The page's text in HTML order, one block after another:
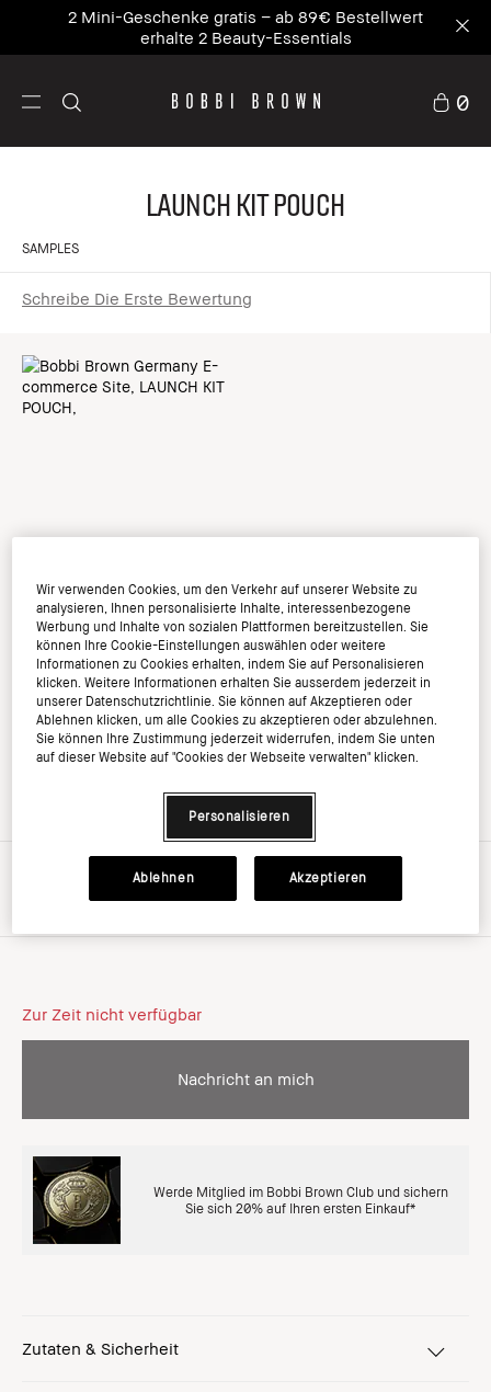
2 Mini-Geschenke gratis – ab 89€ Bestellwert
erhalte 2 Beauty-Essentials
0
LAUNCH KIT POUCH
SAMPLES
Schreibe Die Erste Bewertung
inkl. MwSt, zzgl. Versandkosten
Zur Zeit nicht verfügbar
Nachricht an mich
Werde Mitglied im Bobbi Brown Club und sichern
Sie sich 20% auf Ihren ersten Einkauf*
Zutaten & Sicherheit
Wir verwenden Cookies, um den Verkehr auf unserer Website zu
analysieren, Ihnen personalisierte Inhalte, interessenbezogene
Werbung und Inhalte von sozialen Plattformen bereitzustellen. Sie
können Ihre Cookie-Einstellungen auswählen oder weitere
Informationen zu Cookies erhalten, indem Sie auf Personalisieren
klicken. Weitere Informationen erhalten Sie ausserdem jederzeit in
unserer Datenschutzrichtlinie. Sie können auf Akzeptieren oder
Ablehnen klicken, um alle Cookies zu akzeptieren oder abzulehnen.
Sie können Ihre Zustimmung jederzeit widerrufen, indem Sie unten
auf dieser Website auf "Cookies der Webseite verwalten" klicken.
Personalisieren
Ablehnen Akzeptieren